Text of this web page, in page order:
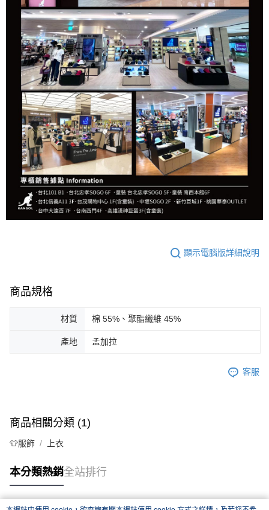
顯示電腦版詳細說明
商品規格
材質 棉 55%、聚酯纖維 45%
產地 孟加拉
客服
商品相關分類 (1)
👕服飾 上衣
本分類熱銷全站排行